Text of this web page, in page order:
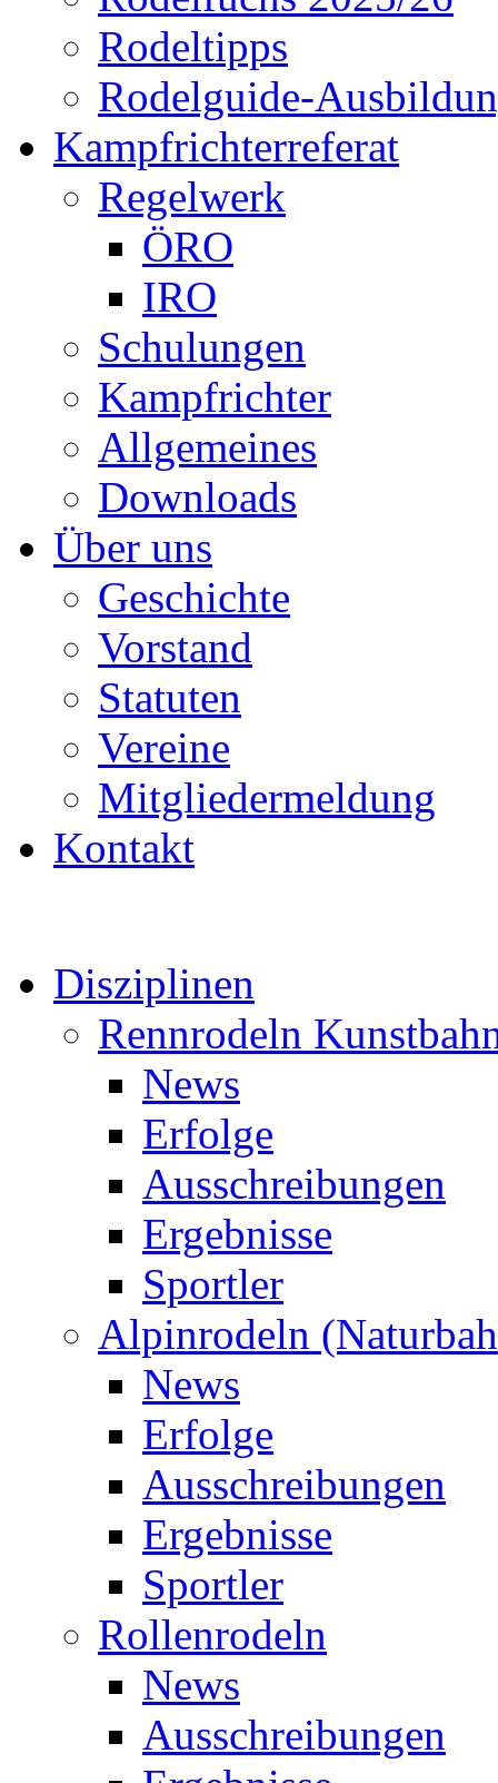
Rodeltipps
Rodelguide-
Kampfrichterreferat
Regelwerk
ÖRO
IRO
Schulungen
Kampfrichter
Allgemeines
Downloads
Über uns
Geschichte
Vorstand
Statuten
Vereine
Mitgliedermeldung
Kontakt
Disziplinen
Rennrodeln
News
Erfolge
Ausschreibungen
Ergebnisse
Sportler
Alpinrodeln
News
Erfolge
Ausschreibungen
Ergebnisse
Sportler
Rollenrodeln
News
Ausschreibungen